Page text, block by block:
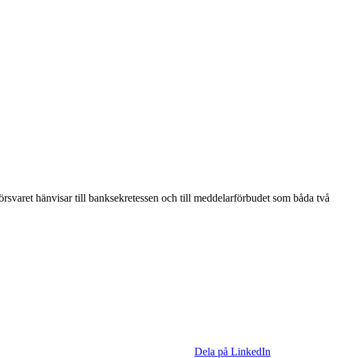
hänvisar till banksekretessen och till meddelarförbudet som båda två
Dela på LinkedIn